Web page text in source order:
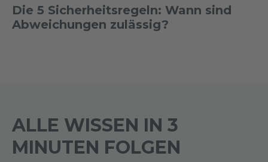
Die 5 Sicherheitsregeln: Wann sind
Abweichungen zulässig?
ALLE WISSEN IN 3
MINUTEN FOLGEN